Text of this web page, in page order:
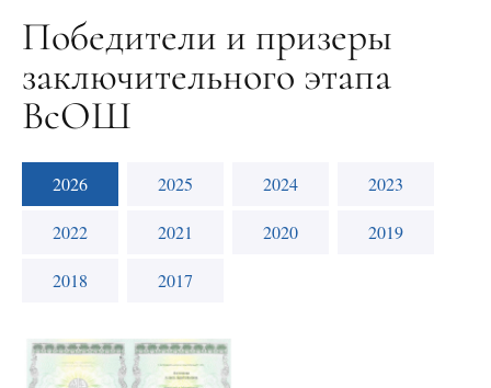
Победители и призеры
заключительного этапа
ВсОШ
2026 2025 2024 2023
2022 2021 2020 2019
2018 2017